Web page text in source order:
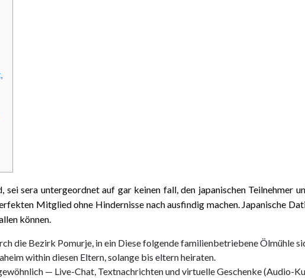
sera untergeordnet auf gar keinen fall, den japanischen Teilnehmer
Mitglied ohne Hindernisse nach ausfindig machen. Japanische
können.
die Bezirk Pomurje, in ein Diese folgende familienbetriebene Ölmühle
within diesen Eltern, solange bis eltern heiraten.
— Live-Chat, Textnachrichten und virtuelle Geschenke (Audio-